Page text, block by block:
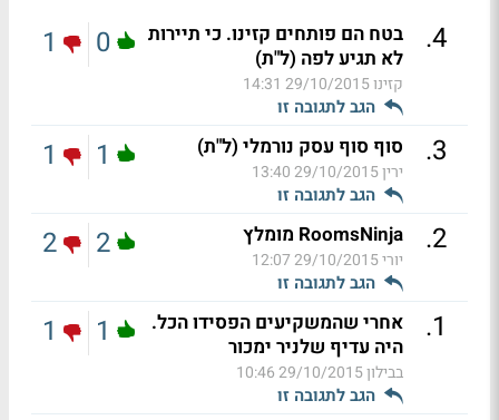
4
.
בטח הם פותחים קזינו. כי תיירות
לא תגיע לפה (ל"ת)
קזינו29/10/2015 14:31
הגב לתגובה זו
0
1
3
. סוף סוף עסק נורמלי (ל"ת)
ירין29/10/2015 13:40
הגב לתגובה זו
1
1
2
. RoomsNinja מומלץ
יורי29/10/2015 12:07
הגב לתגובה זו
2
2
1
.
אחרי שהמשקיעים הפסידו הכל.
היה עדיף שלניר ימכור
בבילון29/10/2015 10:46
הגב לתגובה זו
1
1